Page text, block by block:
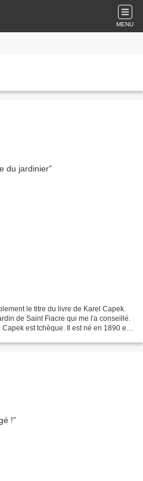
MENU
le titre du livre de Karel Capek.
de Saint Fiacre qui me l'a conseillé.
est tchèque. Il est né en 1890 et